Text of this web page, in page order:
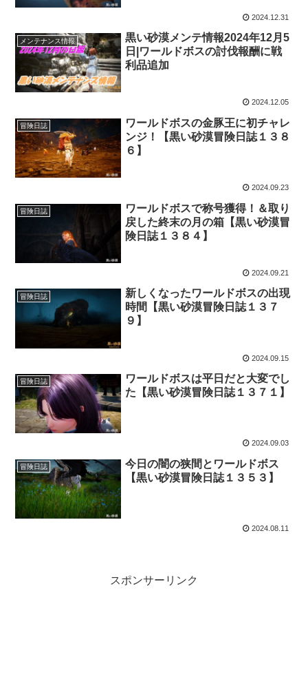
2024.12.31
メンテナンス情報
黒い砂漠メンテ情報2024年12月5
日|ワールドボスの討伐報酬に戦
利品追加
2024.12.05
冒険日誌
ワールドボスの金豚王に初チャレ
ンジ！【黒い砂漠冒険日誌１３８
６】
2024.09.23
冒険日誌
ワールドボスで称号獲得！＆取り
戻した終末の月の箱【黒い砂漠冒
険日誌１３８４】
2024.09.21
冒険日誌
新しくなったワールドボスの出現
時間【黒い砂漠冒険日誌１３７
９】
2024.09.15
冒険日誌
ワールドボスは平日だと大変でし
た【黒い砂漠冒険日誌１３７１】
2024.09.03
冒険日誌
今日の闇の狭間とワールドボス
【黒い砂漠冒険日誌１３５３】
2024.08.11
スポンサーリンク